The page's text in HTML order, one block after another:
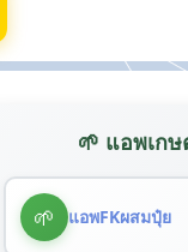
🌱 แอพเก
🌱 แอพFKผสมปุ๋ย